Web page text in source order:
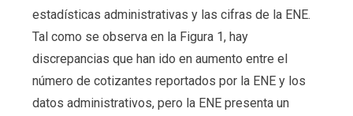
estadísticas administrativas y las cifras de la ENE.
Tal como se observa en la Figura 1, hay
discrepancias que han ido en aumento entre el
número de cotizantes reportados por la ENE y los
datos administrativos, pero la ENE presenta un